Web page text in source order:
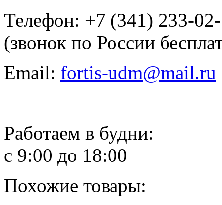
Телефон: +7 (341) 233-
(звонок по России
Email: fortis-udm@mail.ru
Работаем в будни:
с 9:00 до 18:00
Похожие товары: